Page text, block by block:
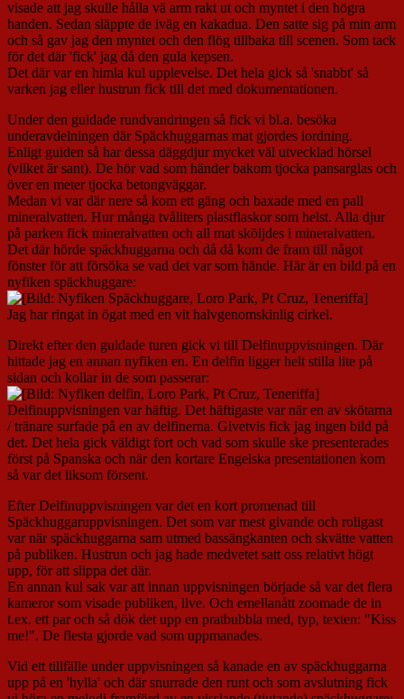
visade att jag skulle hålla vä arm rakt ut och myntet i den högra
handen. Sedan släppte de iväg en kakadua. Den satte sig på min arm
och så gav jag den myntet och den flög tillbaka till scenen. Som tack
för det där 'fick' jag då den gula kepsen.
Det där var en himla kul upplevelse. Det hela gick så 'snabbt' så
varken jag eller hustrun fick till det med dokumentationen.
Under den guidade rundvandringen så fick vi bl.a. besöka
underavdelningen där Späckhuggarnas mat gjordes iordning.
Enligt guiden så har dessa däggdjur mycket väl utvecklad hörsel
(vilket är sant). De hör vad som händer bakom tjocka pansarglas och
över en meter tjocka betongväggar.
Medan vi var där nere så kom ett gäng och baxade med en pall
mineralvatten. Hur många tvåliters plastflaskor som helst. Alla djur
på parken fick mineralvatten och all mat sköljdes i mineralvatten.
Det där hörde späckhuggarna och då då kom de fram till något
fönster för att försöka se vad det var som hände. Här är en bild på en
nyfiken späckhuggare:
Jag har ringat in ögat med en vit halvgenomskinlig cirkel.
Direkt efter den guidade turen gick vi till Delfinuppvisningen. Där
hittade jag en annan nyfiken en. En delfin ligger helt stilla lite på
sidan och kollar in de som passerar:
Delfinuppvisningen var häftig. Det häftigaste var när en av skötarna
/ tränare surfade på en av delfinerna. Givetvis fick jag ingen bild på
det. Det hela gick väldigt fort och vad som skulle ske presenterades
först på Spanska och när den kortare Engelska presentationen kom
så var det liksom försent.
Efter Delfinuppvisningen var det en kort promenad till
Späckhuggaruppvisningen. Det som var mest givande och roligast
var när späckhuggarna sam utmed bassängkanten och skvätte vatten
på publiken. Hustrun och jag hade medvetet satt oss relativt högt
upp, för att slippa det där.
En annan kul sak var att innan uppvisningen började så var det flera
kameror som visade publiken, live. Och emellanått zoomade de in
t.ex. ett par och så dök det upp en pratbubbla med, typ, texten: "Kiss
me!". De flesta gjorde vad som uppmanades.
Vid ett tillfälle under uppvisningen så kanade en av späckhuggarna
upp på en 'hylla' och där snurrade den runt och som avslutning fick